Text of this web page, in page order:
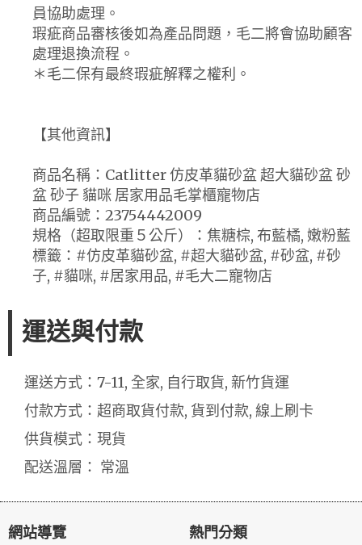
員協助處理。
瑕疵商品審核後如為產品問題，毛二將會協助顧客
處理退換流程。
＊毛二保有最終瑕疵解釋之權利。
【其他資訊】
商品名稱：Catlitter 仿皮革貓砂盆 超大貓砂盆 砂
盆 砂子 貓咪 居家用品毛掌櫃寵物店
商品編號：23754442009
規格（超取限重５公斤）：焦糖棕, 布藍橘, 嫩粉藍
標籤：#仿皮革貓砂盆, #超大貓砂盆, #砂盆, #砂
子, #貓咪, #居家用品, #毛大二寵物店
運送與付款
運送方式：7-11, 全家, 自行取貨, 新竹貨運
付款方式：超商取貨付款, 貨到付款, 線上刷卡
供貨模式：現貨
配送溫層： 常溫
網站導覽 熱門分類